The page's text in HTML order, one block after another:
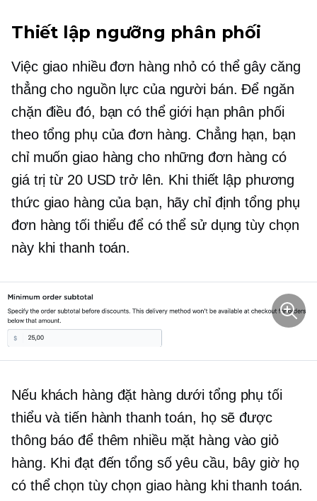
Thiết lập ngưỡng phân phối
Việc giao nhiều đơn hàng nhỏ có thể gây căng
thẳng cho nguồn lực của người bán. Để ngăn
chặn điều đó, bạn có thể giới hạn phân phối
theo tổng phụ của đơn hàng. Chẳng hạn, bạn
chỉ muốn giao hàng cho những đơn hàng có
giá trị từ 20 USD trở lên. Khi thiết lập phương
thức giao hàng của bạn, hãy chỉ định tổng phụ
đơn hàng tối thiểu để có thể sử dụng tùy chọn
này khi thanh toán.
Nếu khách hàng đặt hàng dưới tổng phụ tối
thiểu và tiến hành thanh toán, họ sẽ được
thông báo để thêm nhiều mặt hàng vào giỏ
hàng. Khi đạt đến tổng số yêu cầu, bây giờ họ
có thể chọn tùy chọn giao hàng khi thanh toán.